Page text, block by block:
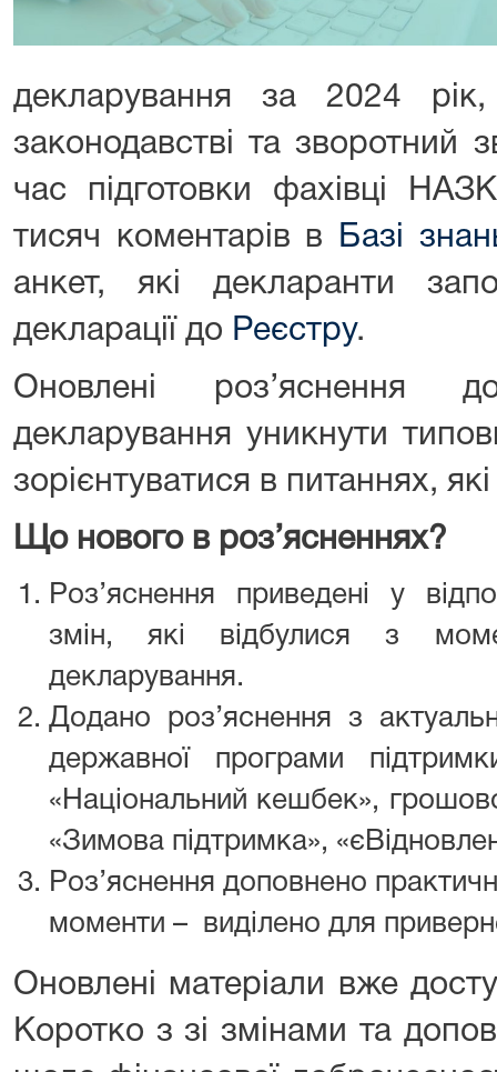
декларування за 2024
законодавстві та зворотний
час підготовки фахівці
тисяч коментарів в
Базі
анкет, які декларанти
декларації до Реєстру.
Оновлені роз’яснення
декларування уникнути
зорієнтуватися в питаннях,
Що нового в роз’ясненнях?
Роз’яснення приведені у
змін, які відбулися з
декларування.
Додано роз’яснення з
державної програми
«Національний кешбек»,
«Зимова підтримка»,
Роз’яснення доповнено
моменти – виділено для
Оновлені матеріали вже
Коротко з зі змінами та